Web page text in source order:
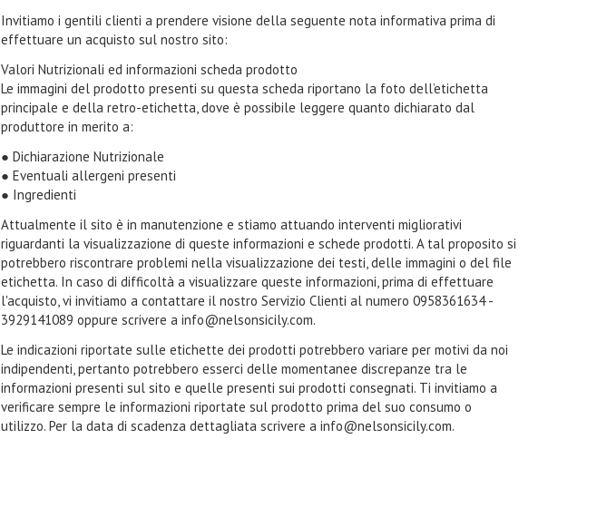
Invitiamo i gentili clienti a prendere visione della seguente nota informativa prima di
effettuare un acquisto sul nostro sito:
Valori Nutrizionali ed informazioni scheda prodotto
Le immagini del prodotto presenti su questa scheda riportano la foto dell’etichetta
principale e della retro-etichetta, dove è possibile leggere quanto dichiarato dal
produttore in merito a:
● Dichiarazione Nutrizionale
● Eventuali allergeni presenti
● Ingredienti
Attualmente il sito è in manutenzione e stiamo attuando interventi migliorativi
riguardanti la visualizzazione di queste informazioni e schede prodotti. A tal proposito si
potrebbero riscontrare problemi nella visualizzazione dei testi, delle immagini o del file
etichetta. In caso di difficoltà a visualizzare queste informazioni, prima di effettuare
l'acquisto, vi invitiamo a contattare il nostro Servizio Clienti al numero 0958361634 -
3929141089 oppure scrivere a info@nelsonsicily.com.
Le indicazioni riportate sulle etichette dei prodotti potrebbero variare per motivi da noi
indipendenti, pertanto potrebbero esserci delle momentanee discrepanze tra le
informazioni presenti sul sito e quelle presenti sui prodotti consegnati. Ti invitiamo a
verificare sempre le informazioni riportate sul prodotto prima del suo consumo o
utilizzo. Per la data di scadenza dettagliata scrivere a info@nelsonsicily.com.